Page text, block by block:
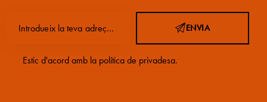
ENVIA
Estic d'acord amb la política de privadesa.